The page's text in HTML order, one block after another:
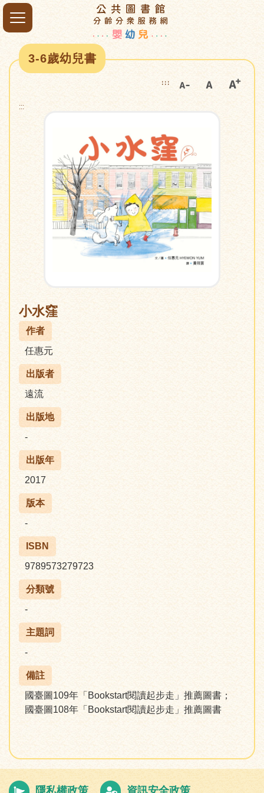
3-6歲幼兒書
:::
:::
小水窪
作者
任惠元
出版者
遠流
出版地
-
出版年
2017
版本
-
ISBN
9789573279723
分類號
-
主題詞
-
備註
國臺圖109年「Bookstart閱讀起步走」推薦圖書；
國臺圖108年「Bookstart閱讀起步走」推薦圖書
隱私權政策 資訊安全政策